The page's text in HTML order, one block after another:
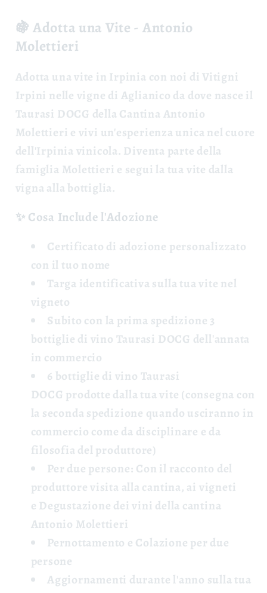
🍇 Adotta una Vite - Antonio
Molettieri
Adotta una vite in Irpinia con noi di Vitigni
Irpini nelle vigne di Aglianico da dove nasce il
Taurasi DOCG della Cantina Antonio
Molettieri e vivi un'esperienza unica nel cuore
dell'Irpinia vinicola. Diventa parte della
famiglia Molettieri e segui la tua vite dalla
vigna alla bottiglia.
✨ Cosa Include l'Adozione
Certificato di adozione personalizzato
con il tuo nome
Targa identificativasulla tua vite nel
vigneto
Subito con la prima spedizione 3
bottiglie di vino Taurasi DOCG dell'annata
in commercio
6 bottiglie di vino Taurasi
DOCG prodotte dalla tua vite (consegna con
la seconda spedizione quando usciranno in
commercio come da disciplinare e da
filosofia del produttore)
Per due persone: Con il racconto del
produttorevisita alla cantina, ai vigneti
e Degustazione dei vini della cantina
Antonio Molettieri
Pernottamento e Colazione per due
persone
Aggiornamenti durante l'anno sulla tua